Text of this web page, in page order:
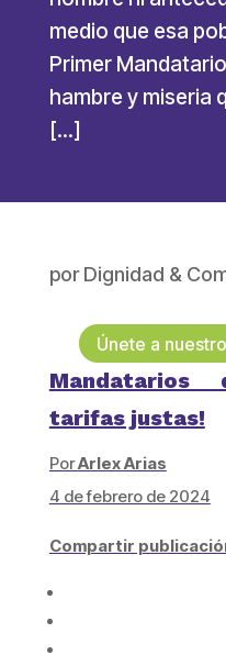
medio que esa
Primer
hambre y miseria
[…]
porDignidad &
Únete a
tarifas justas!
PorArlex Arias
4 de febrero de 2024
Compartir